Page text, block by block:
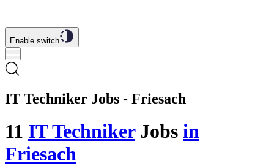
Enable switch
IT Techniker Jobs - Friesach
11 IT TechnikerJobs in
Friesach